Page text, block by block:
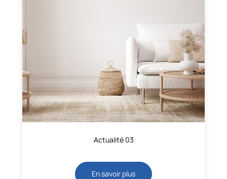
Actualité 03
En savoir plus